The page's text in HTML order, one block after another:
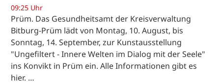
09:25 Uhr
Prüm. Das Gesundheitsamt der Kreisverwaltung
Bitburg-Prüm lädt von Montag, 10. August, bis
Sonntag, 14. September, zur Kunstausstellung
"Ungefiltert - Innere Welten im Dialog mit der Seele"
ins Konvikt in Prüm ein. Alle Informationen gibt es
hier. …